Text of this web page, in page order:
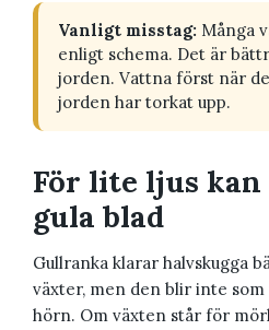
Vanligt misstag: Många
enligt schema. Det är
jorden. Vattna först när
jorden har torkat upp.
För lite ljus kan
gula blad
Gullranka klarar halvskugga
växter, men den blir inte
hörn. Om växten står för